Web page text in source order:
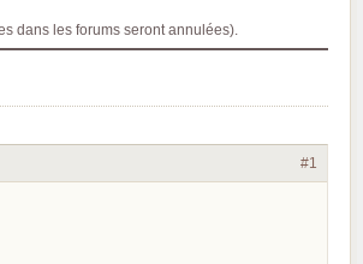
dans les forums seront annulées).
#1